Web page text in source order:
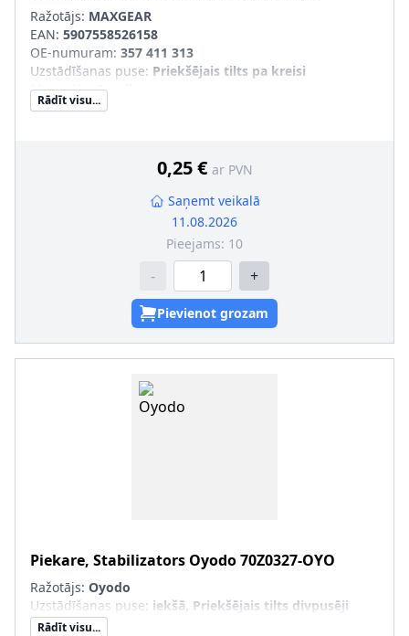
Ražotājs: MAXGEAR
EAN: 5907558526158
OE-numuram: 357 411 313
Uzstādīšanas puse: Priekšējais tilts pa kreisi
Materiāls:Gumija
Iekšējais diametrs [mm]
Rādīt visu...
0,25 € ar PVN
Saņemt veikalā
11.08.2026
Pieejams: 10
- +
Pievienot grozam
Piekare, Stabilizators Oyodo70Z0327-OYO
Ražotājs: Oyodo
Uzstādīšanas puse: iekšā, Priekšējais tilts divpusēji
Rādīt visu...